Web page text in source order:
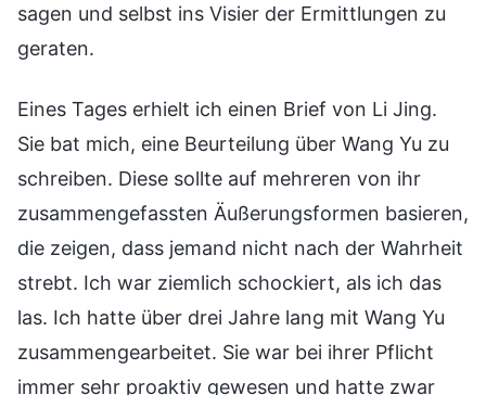
sagen und selbst ins Visier der Ermittlungen zu
geraten.
Eines Tages erhielt ich einen Brief von Li Jing.
Sie bat mich, eine Beurteilung über Wang Yu zu
schreiben. Diese sollte auf mehreren von ihr
zusammengefassten Äußerungsformen basieren,
die zeigen, dass jemand nicht nach der Wahrheit
strebt. Ich war ziemlich schockiert, als ich das
las. Ich hatte über drei Jahre lang mit Wang Yu
zusammengearbeitet. Sie war bei ihrer Pflicht
immer sehr proaktiv gewesen und hatte zwar